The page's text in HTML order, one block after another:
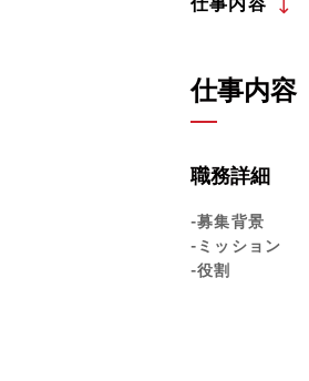
仕事内容
職務詳細
-募集背景
-ミッション
-役割